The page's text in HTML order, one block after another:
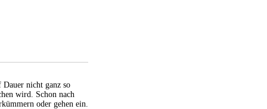
nicht ganz so
wird. Schon nach
oder gehen ein.